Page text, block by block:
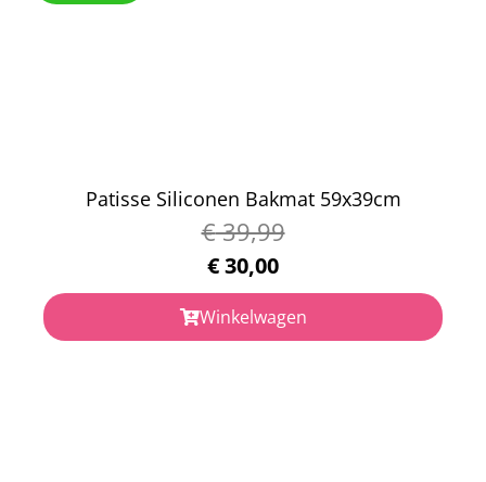
Patisse Siliconen Bakmat 59x39cm
€39,99
€30,00
Winkelwagen